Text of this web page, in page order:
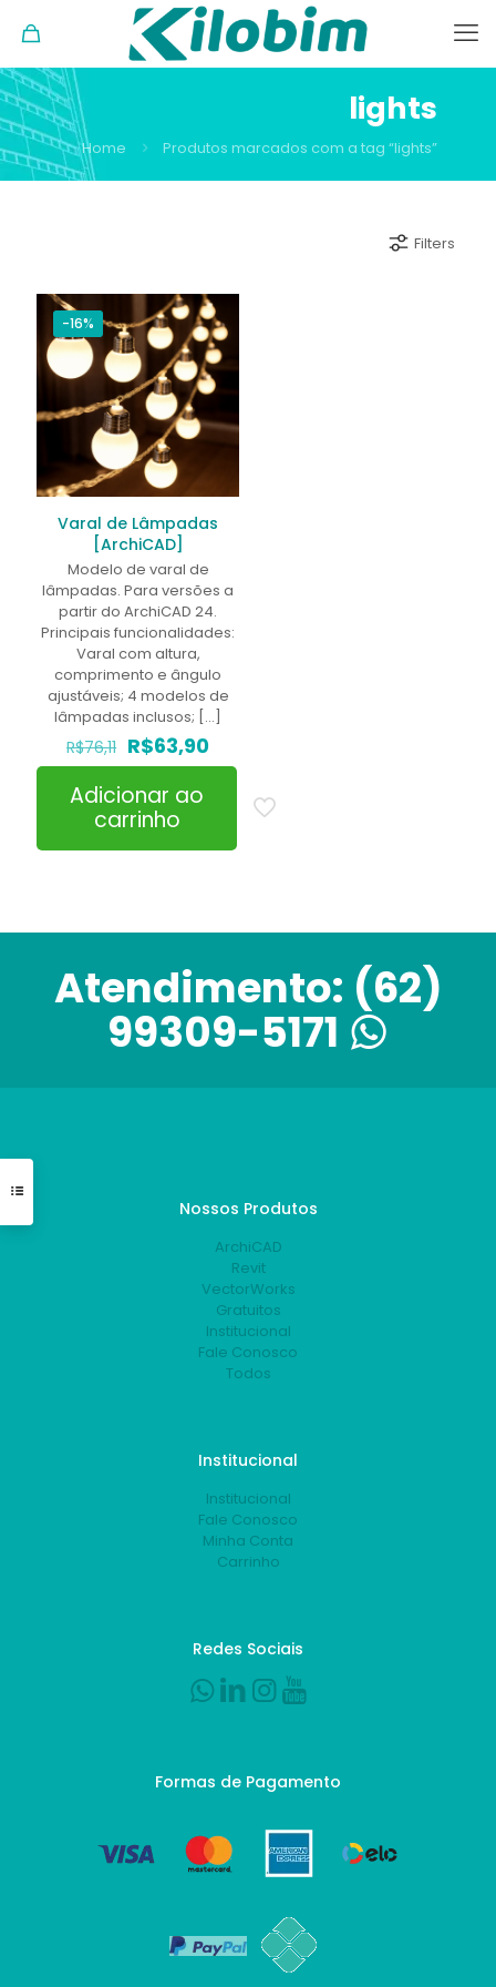
lights
Home Produtos marcados com a tag “lights”
Filters
-16%
Varal de Lâmpadas
[ArchiCAD]
Modelo de varal de
lâmpadas. Para versões a
partir do ArchiCAD 24.
Principais funcionalidades:
Varal com altura,
comprimento e ângulo
ajustáveis; 4 modelos de
lâmpadas inclusos; […]
R$76,11 O
preço
original
era:
R$76,11.
R$63,90O
preço
Adicionar ao
carrinho
Atendimento: (62)
99309-5171
Nossos Produtos
ArchiCAD
Revit
VectorWorks
Gratuitos
Institucional
Fale Conosco
Todos
Institucional
Institucional
Fale Conosco
Minha Conta
Carrinho
Redes Sociais
Formas de Pagamento